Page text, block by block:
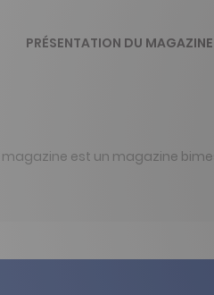
PRÉSENTATION DU
magazine est un magazine